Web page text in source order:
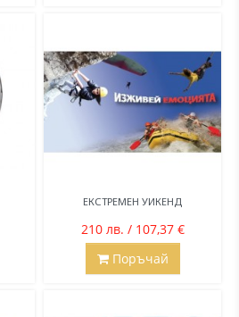
ЕКСТРЕМЕН УИКЕНД
210 лв. / 107,37 €
Поръчай